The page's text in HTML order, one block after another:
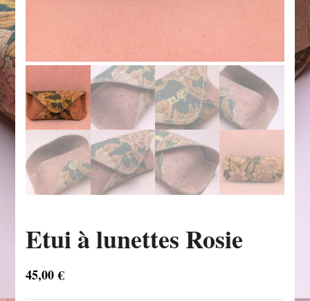
Etui à lunettes Rosie
45,00€